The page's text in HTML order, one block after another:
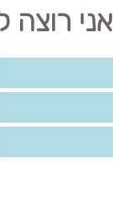
אני רוצה